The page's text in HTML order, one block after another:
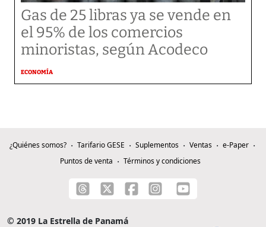
Gas de 25 libras ya se vende en
el 95% de los comercios
minoristas, según Acodeco
ECONOMÍA
¿Quiénes somos? Tarifario GESE Suplementos Ventas
e-Paper
Puntos de venta
Términos y condiciones
© 2019 La Estrella de Panamá